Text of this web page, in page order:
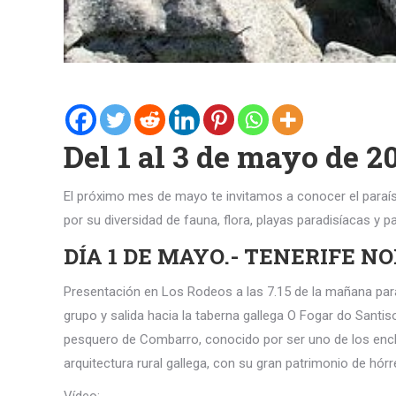
Del 1 al 3 de mayo de
El próximo mes de mayo te invitamos a conocer el
por su diversidad de fauna, flora, playas paradisíacas y
DÍA 1 DE MAYO.- TENERIFE
Presentación en Los Rodeos a las 7.15 de la mañana
grupo y salida hacia la taberna gallega O Fogar do
pesquero de Combarro, conocido por ser uno de los
arquitectura rural gallega, con su gran patrimonio de